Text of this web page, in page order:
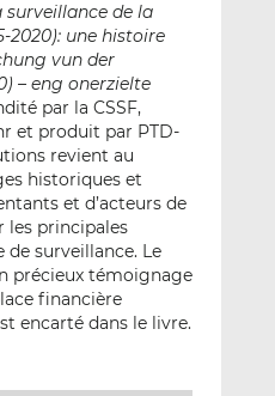
surveillance de la
2020): une histoire
vun der
– eng onerzielte
par la CSSF,
et produit par PTD-
revient au
historiques et
et d’acteurs de
les principales
surveillance. Le
précieux témoignage
financière
encarté dans le livre.